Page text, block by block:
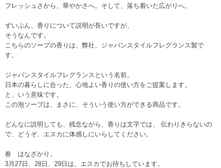
フレッシュさから、華やかさへ。そして、落ち着いた広がりへ。
ずいぶん、香りについて説明が長いですが、
そうなんです。
こちらのソープの香りは、弊社、ジャパンスタイルフレグランス製で
す。
ジャパンスタイルフレグランスという名前。
日本の暮らしに合った、心地よい香りの使い方をご提案します。
と、いう意味です。
この泡ソープは、まさに、そういう使い方ができる商品です。
どんなに説明しても、残念ながら、香りは文字では、 伝わりきらないの
で、どうぞ、エスカに体感しにいらしてください。
春 はなざかり。
3月27日、28日、29日は、エスカでお待ちしています。